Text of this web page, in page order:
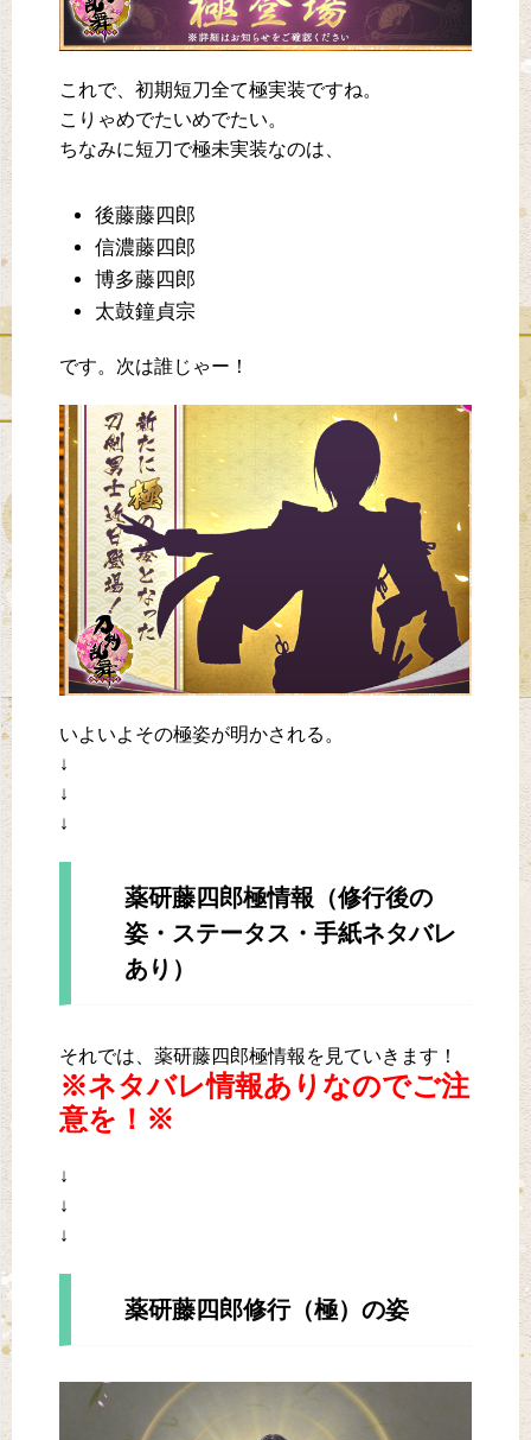
これで、初期短刀全て極実装ですね。
こりゃめでたいめでたい。
ちなみに短刀で極未実装なのは、
後藤藤四郎
信濃藤四郎
博多藤四郎
太鼓鐘貞宗
です。次は誰じゃー！
いよいよその極姿が明かされる。
↓
↓
↓
薬研藤四郎極情報（修行後の
姿・ステータス・手紙ネタバレ
あり）
それでは、薬研藤四郎極情報を見ていきます！
※ネタバレ情報ありなのでご注
意を！※
↓
↓
↓
薬研藤四郎修行（極）の姿